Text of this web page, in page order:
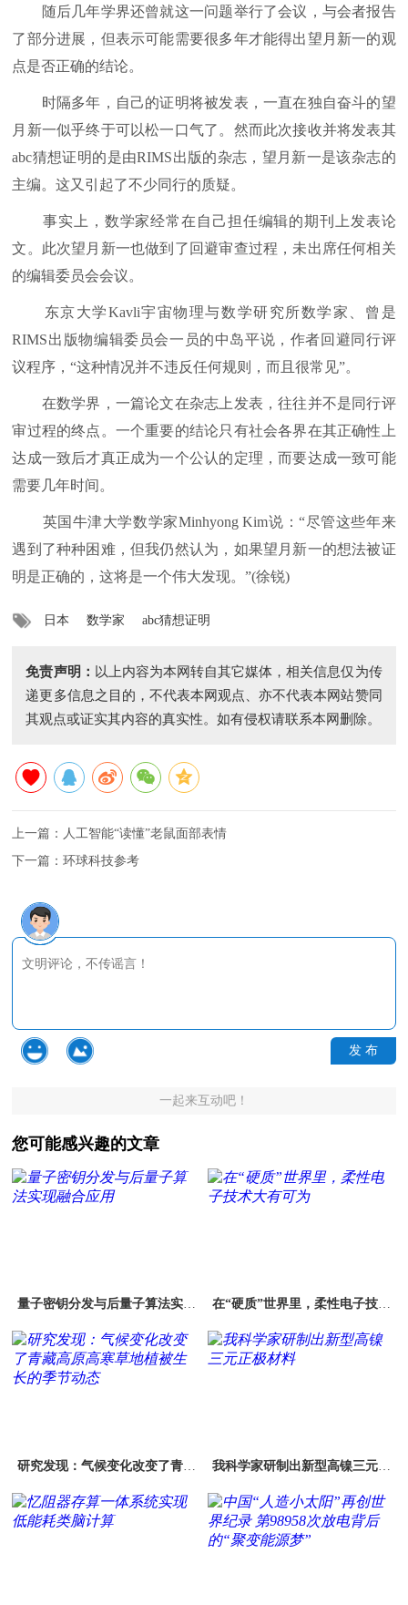
随后几年学界还曾就这一问题举行了会议，与会者报告
了部分进展，但表示可能需要很多年才能得出望月新一的观
点是否正确的结论。
时隔多年，自己的证明将被发表，一直在独自奋斗的望
月新一似乎终于可以松一口气了。然而此次接收并将发表其
abc猜想证明的是由RIMS出版的杂志，望月新一是该杂志的
主编。这又引起了不少同行的质疑。
事实上，数学家经常在自己担任编辑的期刊上发表论
文。此次望月新一也做到了回避审查过程，未出席任何相关
的编辑委员会会议。
东京大学Kavli宇宙物理与数学研究所数学家、曾是
RIMS出版物编辑委员会一员的中岛平说，作者回避同行评
议程序，“这种情况并不违反任何规则，而且很常见”。
在数学界，一篇论文在杂志上发表，往往并不是同行评
审过程的终点。一个重要的结论只有社会各界在其正确性上
达成一致后才真正成为一个公认的定理，而要达成一致可能
需要几年时间。
英国牛津大学数学家Minhyong Kim说：“尽管这些年来
遇到了种种困难，但我仍然认为，如果望月新一的想法被证
明是正确的，这将是一个伟大发现。”(徐锐)
日本 数学家 abc猜想证明
免责声明： 以上内容为本网转自其它媒体，相关信息仅为传
递更多信息之目的，不代表本网观点、亦不代表本网站赞同
其观点或证实其内容的真实性。如有侵权请联系本网删除。
上一篇： 人工智能“读懂”老鼠面部表情
下一篇：环球科技参考
发 布
一起来互动吧！
您可能感兴趣的文章
量子密钥分发与后量子算法实现
在“硬质”世界里，柔性电子技术
研究发现：气候变化改变了青藏
态
我科学家研制出新型高镍三元正